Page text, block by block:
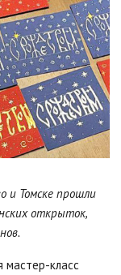
и Томске прошли
открыток,
мастер-класс